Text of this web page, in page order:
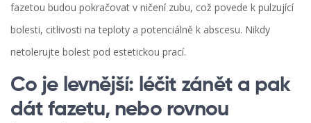
fazetou budou pokračovat v ničení zubu, což povede k pulzující
bolesti, citlivosti na teploty a potenciálně k abscesu. Nikdy
netolerujte bolest pod estetickou prací.
Co je levnější: léčit zánět a pak
dát fazetu, nebo rovnou